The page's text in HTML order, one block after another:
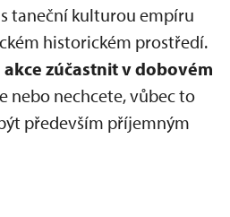
taneční kulturou empíru
historickém prostředí.
zúčastnit v dobovém
nebo nechcete, vůbec to
především příjemným